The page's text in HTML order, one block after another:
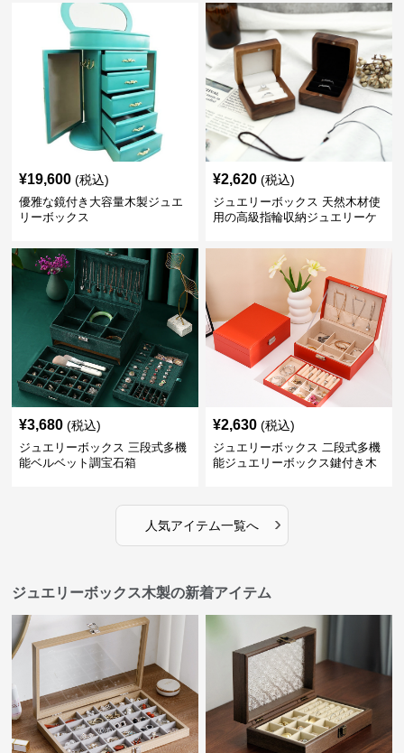
¥19,600 (税込)
優雅な鏡付き大容量木製ジュエ
リーボックス
¥2,620 (税込)
ジュエリーボックス 天然木材使
用の高級指輪収納ジュエリーケ
¥3,680 (税込)
ジュエリーボックス 三段式多機
能ベルベット調宝石箱
¥2,630 (税込)
ジュエリーボックス 二段式多機
能ジュエリーボックス鍵付き木
人気アイテム一覧へ ›
ジュエリーボックス木製の新着アイテム